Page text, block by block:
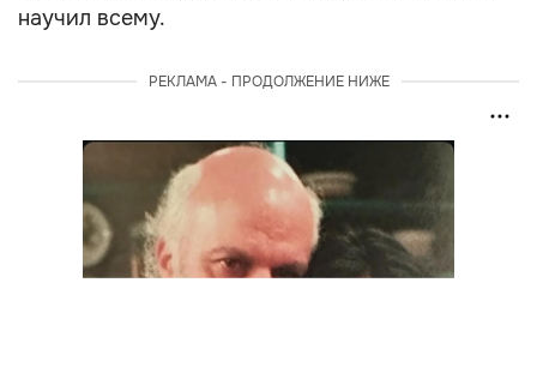
научил всему.
РЕКЛАМА - ПРОДОЛЖЕНИЕ НИЖЕ